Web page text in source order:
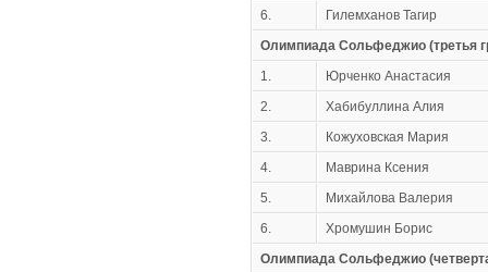
6.
Гилемханов Тагир
Олимпиада Сольфеджио (третья
1.
Юрченко Анастасия
2.
Хабибуллина Алия
3.
Кожуховская Мария
4.
Маврина Ксения
5.
Михайлова Валерия
6.
Хромушин Борис
Олимпиада Сольфеджио